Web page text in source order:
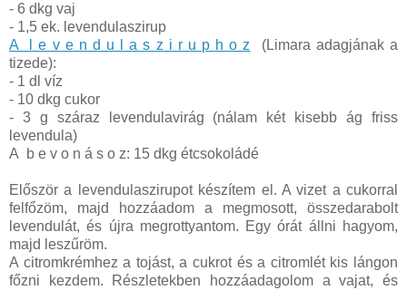
- 6 dkg vaj
- 1,5 ek. levendulaszirup
A l e v e n d u l a s z i r u p h o z (Limara adagjának a
tizede):
- 1 dl víz
- 10 dkg cukor
- 3 g száraz levendulavirág (nálam két kisebb ág friss
levendula)
A b e v o n á s o z: 15 dkg étcsokoládé
Először a levendulaszirupot készítem el. A vizet a cukorral
felfőzöm, majd hozzáadom a megmosott, összedarabolt
levendulát, és újra megrottyantom. Egy órát állni hagyom,
majd leszűröm.
A citromkrémhez a tojást, a cukrot és a citromlét kis lángon
főzni kezdem. Részletekben hozzáadagolom a vajat, és